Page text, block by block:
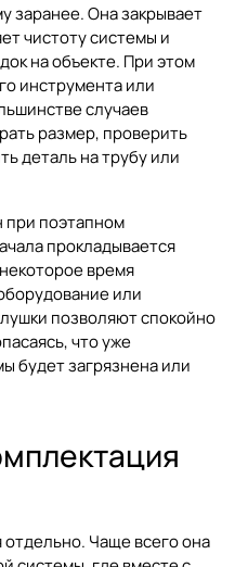
заранее. Она закрывает
чистоту системы и
на объекте. При этом
инструмента или
случаев
размер, проверить
деталь на трубу или
при поэтапном
прокладывается
время
или
позволяют спокойно
что уже
будет загрязнена или
отдельно. Чаще всего она